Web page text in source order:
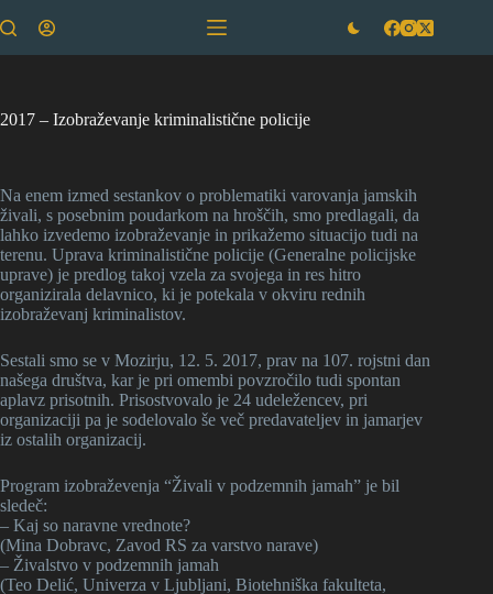
to
2017 – Izobraževanje kriminalistične policije
Na enem izmed sestankov o problematiki varovanja jamskih
živali, s posebnim poudarkom na hroščih, smo predlagali, da
lahko izvedemo izobraževanje in prikažemo situacijo tudi na
terenu. Uprava kriminalistične policije (Generalne policijske
uprave) je predlog takoj vzela za svojega in res hitro
organizirala delavnico, ki je potekala v okviru rednih
izobraževanj kriminalistov.
Sestali smo se v Mozirju, 12. 5. 2017, prav na 107. rojstni dan
našega društva, kar je pri omembi povzročilo tudi spontan
aplavz prisotnih. Prisostvovalo je 24 udeležencev, pri
organizaciji pa je sodelovalo še več predavateljev in jamarjev
iz ostalih organizacij.
Program izobraževenja “Živali v podzemnih jamah” je bil
sledeč:
– Kaj so naravne vrednote?
(Mina Dobravc, Zavod RS za varstvo narave)
– Živalstvo v podzemnih jamah
(Teo Delić, Univerza v Ljubljani, Biotehniška fakulteta,